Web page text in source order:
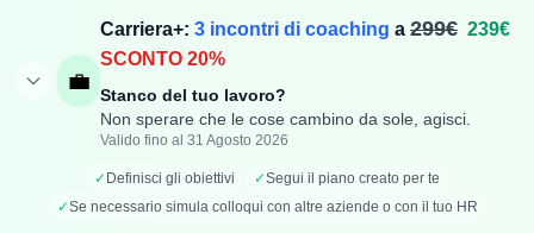
💼
Carriera+: 3 incontri di coaching a 299€ 239€
SCONTO 20%
Stanco del tuo lavoro?
Non sperare che le cose cambino da sole, agisci.
Valido fino al 31 Agosto 2026
✓ Definisci gli obiettivi ✓Segui il piano creato per te
✓Se necessario simula colloqui con altre aziende o con il tuo HR
TechCompenso. Tutti i diritti riservati. | P.IVA: